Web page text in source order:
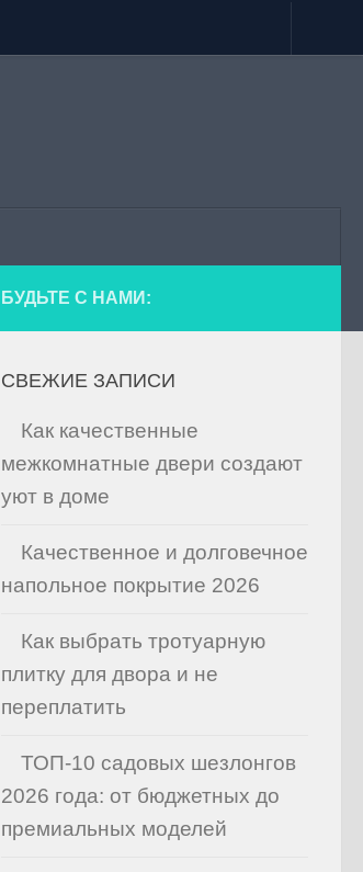
БУДЬТЕ С НАМИ:
СВЕЖИЕ ЗАПИСИ
Как качественные
межкомнатные двери создают
уют в доме
Качественное и долговечное
напольное покрытие 2026
Как выбрать тротуарную
плитку для двора и не
переплатить
ТОП-10 садовых шезлонгов
2026 года: от бюджетных до
премиальных моделей